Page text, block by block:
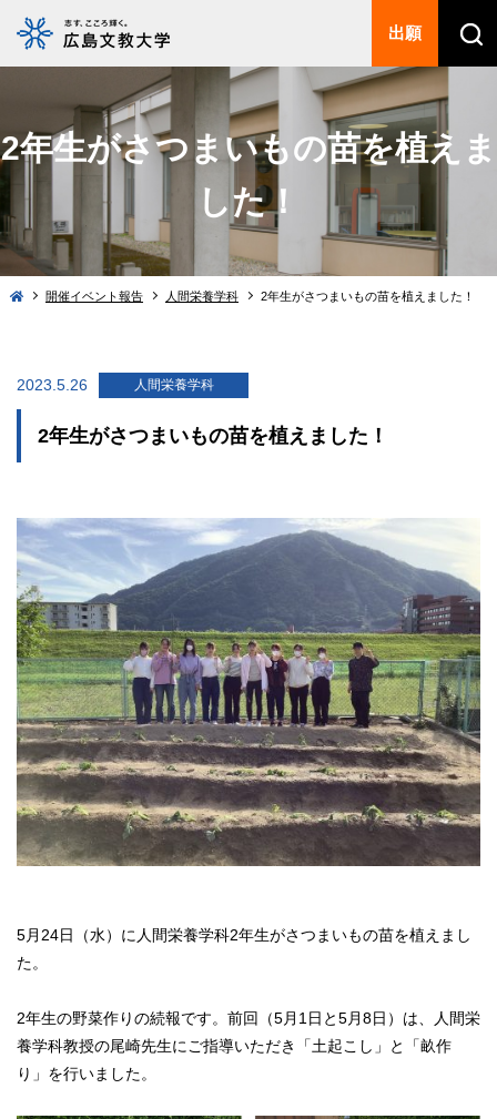
2年生がさつまいもの苗を植えま
した！
開催イベント報告 人間栄養学科 2年生がさつまいもの苗を植えました！
2023.5.26 人間栄養学科
2年生がさつまいもの苗を植えました！
5月24日（水）に人間栄養学科2年生がさつまいもの苗を植えまし
た。
2年生の野菜作りの続報です。前回（5月1日と5月8日）は、人間栄
養学科教授の尾崎先生にご指導いただき「土起こし」と「畝作
り」を行いました。
出願